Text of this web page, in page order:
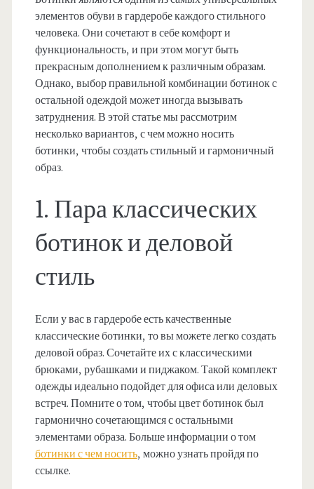
элементов обуви в гардеробе каждого стильного
человека. Они сочетают в себе комфорт и
функциональность, и при этом могут быть
прекрасным дополнением к различным образам.
Однако, выбор правильной комбинации ботинок с
остальной одеждой может иногда вызывать
затруднения. В этой статье мы рассмотрим
несколько вариантов, с чем можно носить
ботинки, чтобы создать стильный и гармоничный
образ.
1. Пара классических
ботинок и деловой
стиль
Если у вас в гардеробе есть качественные
классические ботинки, то вы можете легко создать
деловой образ. Сочетайте их с классическими
брюками, рубашками и пиджаком. Такой комплект
одежды идеально подойдет для офиса или деловых
встреч. Помните о том, чтобы цвет ботинок был
гармонично сочетающимся с остальными
элементами образа. Больше информации о том
ботинки с чем носить, можно узнать пройдя по
ссылке.